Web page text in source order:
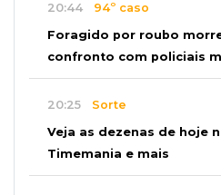
20:44 94º caso
Foragido por roubo
confronto com policiais
20:25 Sorte
Veja as dezenas de hoje
Timemania e mais